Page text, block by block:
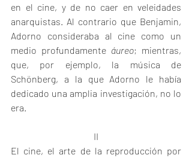
en el cine, y de no caer en veleidades
anarquistas. Al contrario que Benjamin,
Adorno consideraba al cine como un
medio profundamente áureo; mientras,
que, por ejemplo, la música de
Schönberg, a la que Adorno le había
dedicado una amplia investigación, no lo
era.
II
El cine, el arte de la reproducción por